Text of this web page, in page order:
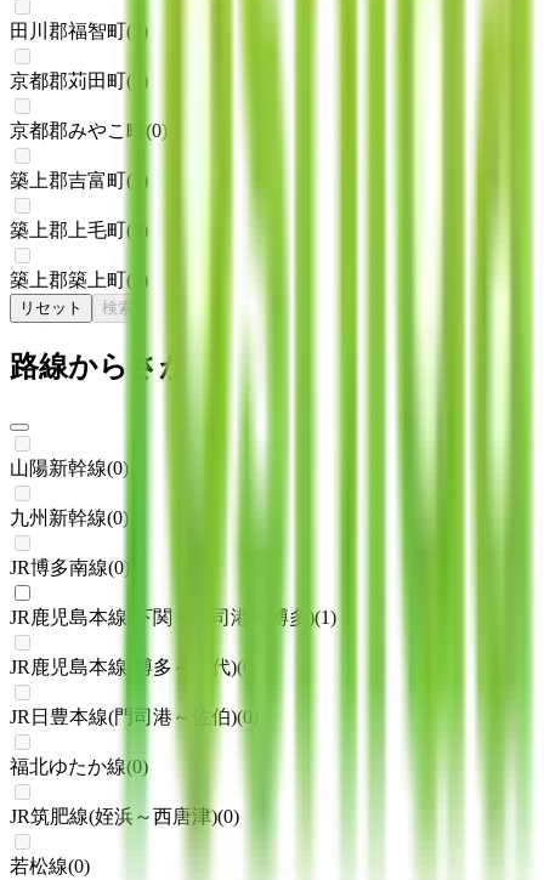
田川郡福智町( )
京都郡苅田町( )
京都郡みやこ町 (0)
築上郡吉富町( )
築上郡上毛町( )
築上郡築上町( )
リセット 検索
路線からさがす
山陽新幹線(0)
九州新幹線(0)
JR博多南線(0)
JR鹿児島本線(下関・門司港～博多)(1)
JR鹿児島本線(博多～八代)(0
JR日豊本線(門司港～佐伯)(0
福北ゆたか線(0)
JR筑肥線(姪浜～西唐津)(0)
若松線(0)